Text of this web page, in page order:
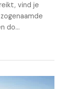
vind je
do...